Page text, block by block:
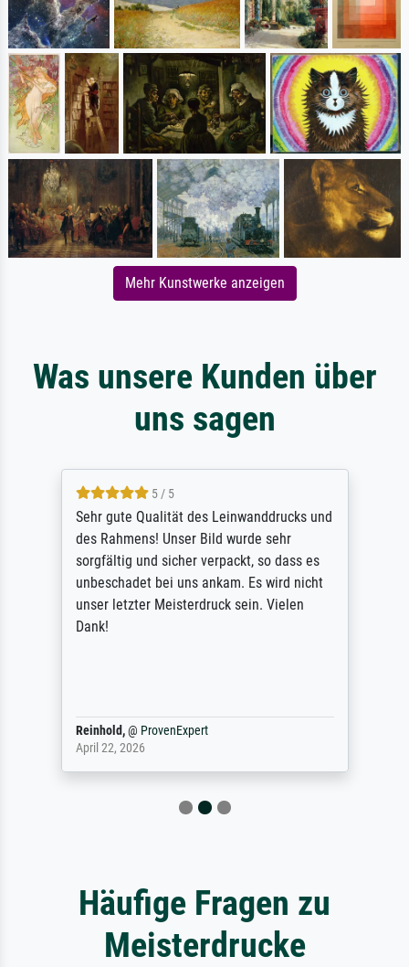
Mehr Kunstwerke anzeigen
Was unsere Kunden über
uns sagen
5 / 5
Sehr gute Qualität des Leinwanddrucks und
des Rahmens! Unser Bild wurde sehr
sorgfältig und sicher verpackt, so dass es
unbeschadet bei uns ankam. Es wird nicht
unser letzter Meisterdruck sein. Vielen
Dank!
Reinhold,@ ProvenExpert
April 22, 2026
Häufige Fragen zu
Meisterdrucke